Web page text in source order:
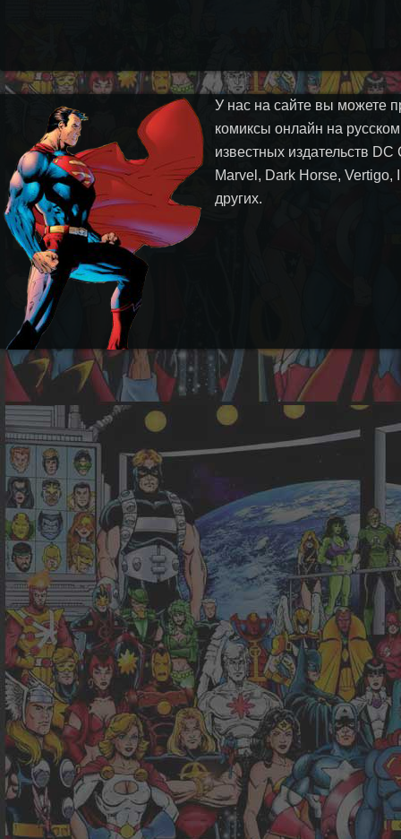
У нас на сайте вы можете
комиксы онлайн на
известных издательств DC
Marvel, Dark Horse, Vertigo,
других.